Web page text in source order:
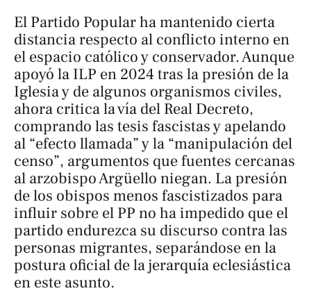
El Partido Popular ha mantenido cierta
distancia respecto al conflicto interno en
el espacio católico y conservador. Aunque
apoyó la ILP en 2024 tras la presión de la
Iglesia y de algunos organismos civiles,
ahora critica la vía del Real Decreto,
comprando las tesis fascistas y apelando
al “efecto llamada” y la “manipulación del
censo”, argumentos que fuentes cercanas
al arzobispo Argüello niegan. La presión
de los obispos menos fascistizados para
influir sobre el PP no ha impedido que el
partido endurezca su discurso contra las
personas migrantes, separándose en la
postura oficial de la jerarquía eclesiástica
en este asunto.